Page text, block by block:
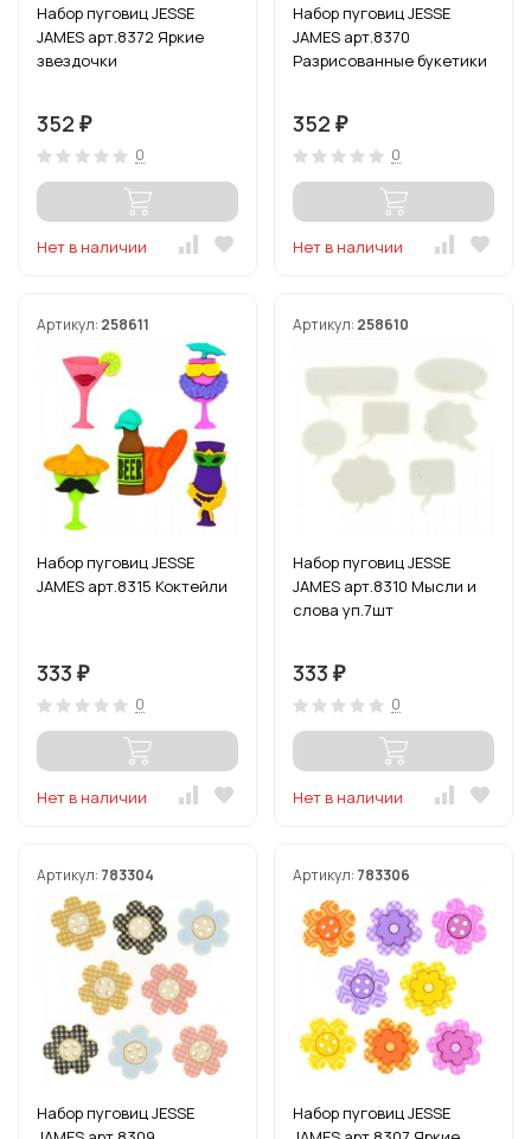
Набор пуговиц JESSE
JAMES арт.8372 Яркие
звездочки
352 ₽
0
Нет в наличии
Набор пуговиц JESSE
JAMES арт.8370
Разрисованные букетики
352 ₽
0
Нет в наличии
Артикул: 258611
Набор пуговиц JESSE
JAMES арт.8315 Коктейли
333 ₽
0
Нет в наличии
Артикул: 258610
Набор пуговиц JESSE
JAMES арт.8310 Мысли и
слова уп.7шт
333 ₽
0
Нет в наличии
Артикул: 783304
Набор пуговиц JESSE
Артикул: 783306
Набор пуговиц JESSE